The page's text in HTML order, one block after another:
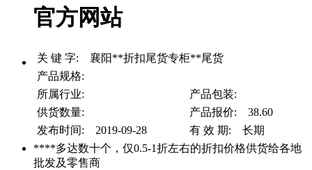
官方网站
关 键 字: 襄阳**折扣尾货专柜**尾货
产品规格:
所属行业:
产品包装:
供货数量:
产品报价: 38.60
发布时间: 2019-09-28
有 效 期: 长期
****多达数十个，仅0.5-1折左右的折扣价格供货给各地
批发及零售商